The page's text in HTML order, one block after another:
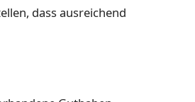
dass ausreichend